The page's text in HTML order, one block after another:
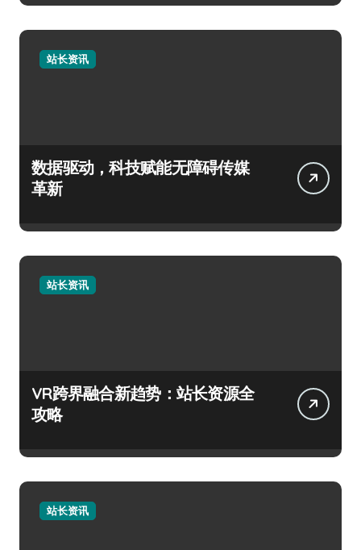
站长资讯
数据驱动，科技赋能无障碍传媒
革新
站长资讯
VR跨界融合新趋势：站长资源全
攻略
站长资讯